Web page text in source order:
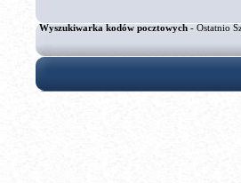
Wyszukiwarka kodów pocztowych- Ostatnio